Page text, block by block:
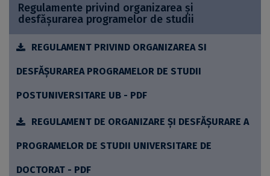
Regulamente privind organizarea și
desfășurarea programelor de studii
REGULAMENT PRIVIND ORGANIZAREA SI
DESFĂȘURAREA PROGRAMELOR DE STUDII
POSTUNIVERSITARE UB - PDF
REGULAMENT DE ORGANIZARE ŞI DESFĂȘURARE A
PROGRAMELOR DE STUDII UNIVERSITARE DE
DOCTORAT - PDF